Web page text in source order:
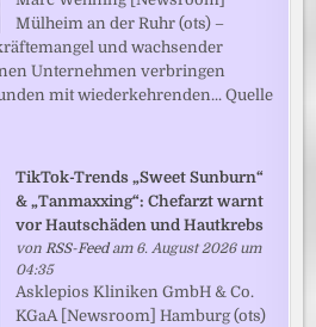
Mülheim an der Ruhr (ots) –
und wachsender
Unternehmen verbringen
mit wiederkehrenden... Quelle
TikTok-Trends „Sweet Sunburn“
& „Tanmaxxing“: Chefarzt warnt
vor Hautschäden und Hautkrebs
vonRSS-Feedam 6. August 2026 um
04:35
Asklepios Kliniken GmbH & Co.
KGaA [Newsroom] Hamburg (ots)